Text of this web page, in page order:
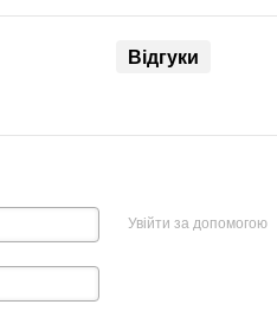
Відгуки
Увійти за допомогою